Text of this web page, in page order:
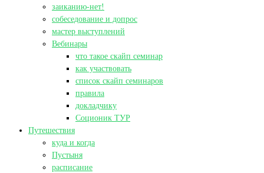
заиканию-нет!
собеседование и допрос
мастер выступлений
Вебинары
что такое скайп семинар
как участвовать
список скайп семинаров
правила
докладчику
Соционик ТУР
Путешествия
куда и когда
Пустыня
расписание